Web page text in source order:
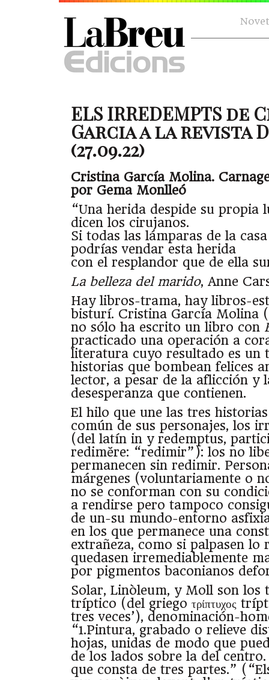
ELS IRREDEMPTS
Garcia a la revista
(27.09.22)
Cristina García Molina.
por Gema Monlleó
“Una herida despide su propia
dicen los cirujanos.
Si todas las lámparas de la
podrías vendar esta herida
con el resplandor que de ella
La belleza del marido, Anne
Hay libros-trama, hay libros-
bisturí. Cristina García Molina
no sólo ha escrito un libro con
practicado una operación a
literatura cuyo resultado es un
historias que bombean felices
lector, a pesar de la aflicción y
desesperanza que contienen.
El hilo que une las tres
común de sus personajes, los
(del latín in y redemptus,
redimĕre: “redimir”): los no
permanecen sin redimir.
márgenes (voluntariamente o
no se conforman con su
a rendirse pero tampoco
de un-su mundo-entorno
en los que permanece una
extrañeza, como si palpasen
quedasen irremediablemente
por pigmentos baconianos
Solar, Linòleum, y Moll son los
tríptico (del griego τρίπτυχος
tres veces’), denominación-
“1.Pintura, grabado o relieve
hojas, unidas de modo que
de los lados sobre la del
que consta de tres partes.”